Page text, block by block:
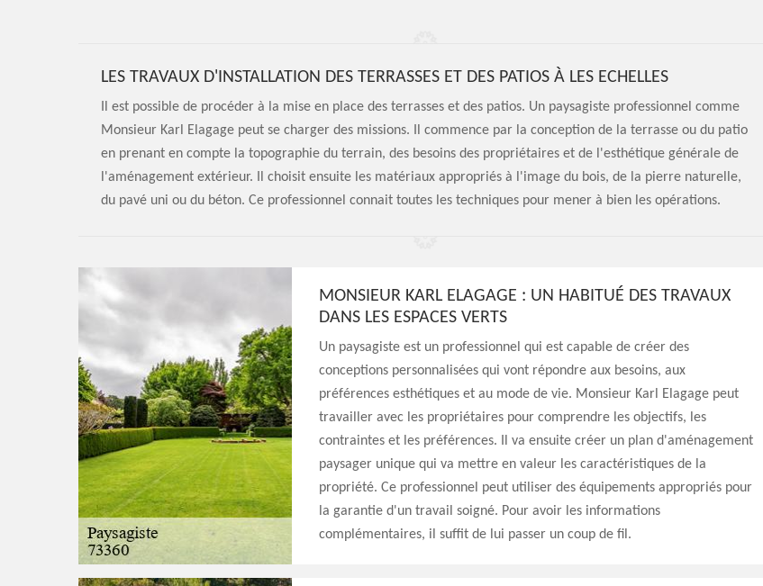
LES TRAVAUX D'INSTALLATION DES TERRASSES ET DES PATIOS À LES ECHELLES
Il est possible de procéder à la mise en place des terrasses et des patios. Un paysagiste professionnel comme
Monsieur Karl Elagage peut se charger des missions. Il commence par la conception de la terrasse ou du patio
en prenant en compte la topographie du terrain, des besoins des propriétaires et de l'esthétique générale de
l'aménagement extérieur. Il choisit ensuite les matériaux appropriés à l'image du bois, de la pierre naturelle,
du pavé uni ou du béton. Ce professionnel connait toutes les techniques pour mener à bien les opérations.
MONSIEUR KARL ELAGAGE : UN HABITUÉ DES TRAVAUX
DANS LES ESPACES VERTS
Un paysagiste est un professionnel qui est capable de créer des
conceptions personnalisées qui vont répondre aux besoins, aux
préférences esthétiques et au mode de vie. Monsieur Karl Elagage peut
travailler avec les propriétaires pour comprendre les objectifs, les
contraintes et les préférences. Il va ensuite créer un plan d'aménagement
paysager unique qui va mettre en valeur les caractéristiques de la
propriété. Ce professionnel peut utiliser des équipements appropriés pour
la garantie d'un travail soigné. Pour avoir les informations
complémentaires, il suffit de lui passer un coup de fil.